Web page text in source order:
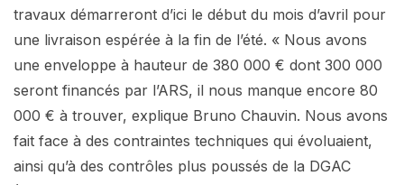
travaux démarreront d’ici le début du mois d’avril pour
une livraison espérée à la fin de l’été. « Nous avons
une enveloppe à hauteur de 380 000 € dont 300 000
seront financés par l’ARS, il nous manque encore 80
000 € à trouver, explique Bruno Chauvin. Nous avons
fait face à des contraintes techniques qui évoluaient,
ainsi qu’à des contrôles plus poussés de la DGAC